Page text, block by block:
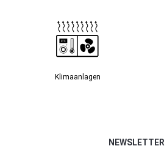
Klimaanlagen
NEWSLETTER